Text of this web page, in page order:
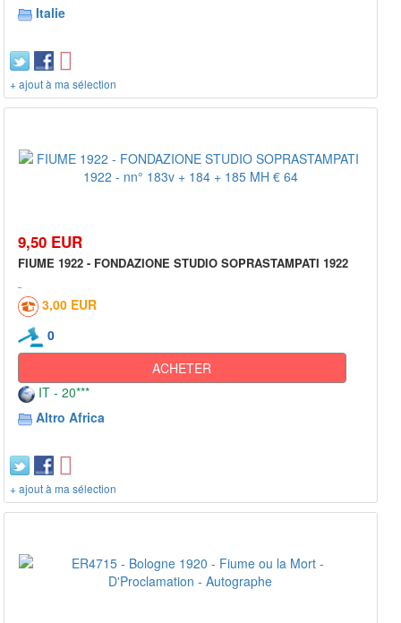
Italie
+ ajout à ma sélection
9,50 EUR
FIUME 1922 - FONDAZIONE STUDIO SOPRASTAMPATI 1922
3,00 EUR
0
ACHETER
IT - 20***
Altro Africa
+ ajout à ma sélection